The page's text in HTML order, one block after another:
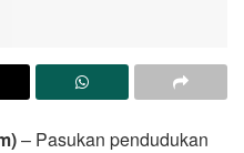
– Pasukan pendudukan